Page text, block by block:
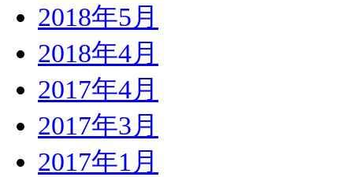
2018年5月
2018年4月
2017年4月
2017年3月
2017年1月